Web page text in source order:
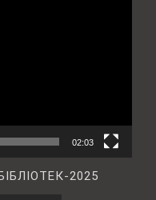
02:03
2025